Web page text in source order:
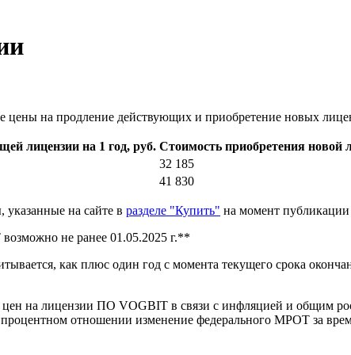
цены на продление действующих и приобретение новых
лицензии на 1 год, руб. Стоимость приобретения новой
32 185
41 830
на сайте в разделе "Купить" на момент публикации
не ранее 01.05.2025 г.**
как плюс один год с момента текущего срока
на лицензии ПО VOGBIT в связи с инфляцией и общим
отношении изменение федерального МРОТ за